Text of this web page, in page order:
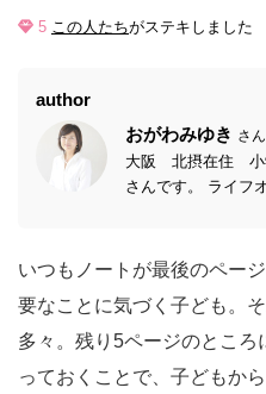
5 この人たちがステキしました
author
おがわみゆき さん
大阪 北摂在住 小
さんです。 ライフ
いつもノートが最後のペー
要なことに気づく子ども。
多々。残り5ページのとこ
っておくことで、子どもか